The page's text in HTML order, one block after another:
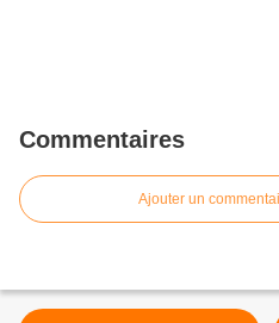
Commentaires
Ajouter un